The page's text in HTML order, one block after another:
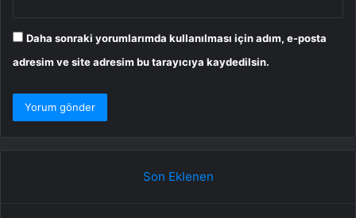
Daha sonraki yorumlarımda kullanılması için adım, e-posta
adresim ve site adresim bu tarayıcıya kaydedilsin.
Son Eklenen